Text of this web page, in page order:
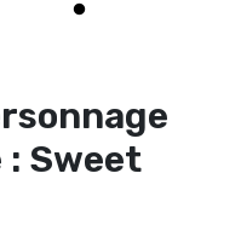
: Sweet